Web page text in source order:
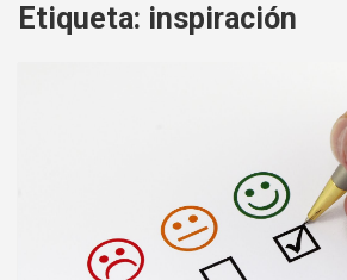
Etiqueta: inspiración